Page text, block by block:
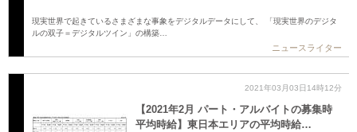
現実世界で起きているさまざまな事象をデジタルデータにして、 「現実世界のデジタ
ルの双子＝デジタルツイン」の構築…
ニュースライター
2021年03月03日14時12分
【2021年2月 パート・アルバイトの募集時
平均時給】東日本エリアの平均時給…